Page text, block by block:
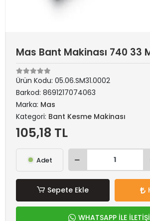
Mas Bant Makinası 740 33
Ürün Kodu: 05.06.SM31.0002
Barkod: 8691217074063
Marka: Mas
Kategori: Bant Kesme Makinası
105,18 TL
Adet
Sepete Ekle
WHATSAPP İLE